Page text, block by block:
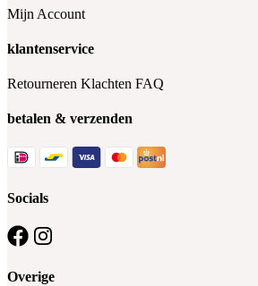
Mijn Account
klantenservice
Retourneren Klachten FAQ
betalen & verzenden
Socials
Overige